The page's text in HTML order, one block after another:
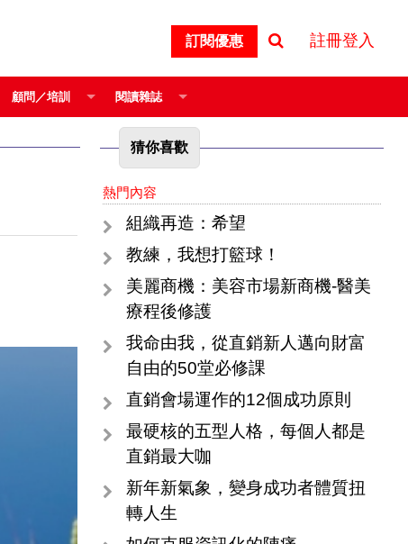
訂閱優惠 註冊登入
顧問／培訓 閱讀雜誌
猜你喜歡
熱門內容
組織再造：希望
教練，我想打籃球！
美麗商機：美容市場新商機-醫美
療程後修護
我命由我，從直銷新人邁向財富
自由的50堂必修課
直銷會場運作的12個成功原則
最硬核的五型人格，每個人都是
直銷最大咖
新年新氣象，變身成功者體質扭
轉人生